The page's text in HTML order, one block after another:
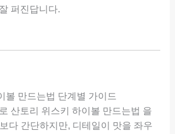
퍼진답니다.
볼 만드는법 단계별 가이드
산토리 위스키 하이볼 만드는법 을
다 간단하지만, 디테일이 맛을 좌우